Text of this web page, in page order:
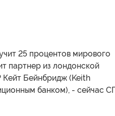
25 процентов мирового
партнер из лондонской
Кейт Бейнбридж (Keith
банком), - сейчас